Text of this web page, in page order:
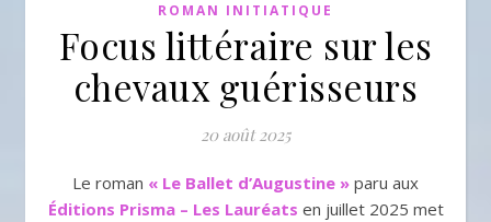
ROMAN INITIATIQUE
Focus littéraire sur les
chevaux guérisseurs
20 août 2025
Le roman « Le Ballet d’Augustine » paru aux
Éditions Prisma – Les Lauréats en juillet 2025 met